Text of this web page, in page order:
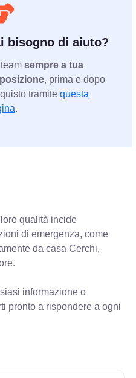
bisogno di aiuto?
sempre a tua
, prima e dopo
tramite questa
.
qualità incide
di emergenza, come
da casa Cerchi,
informazione o
pronto a rispondere a ogni